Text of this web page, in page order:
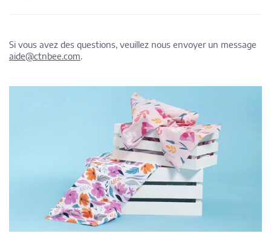
Si vous avez des questions, veuillez nous envoyer un message
aide@ctnbee.com.